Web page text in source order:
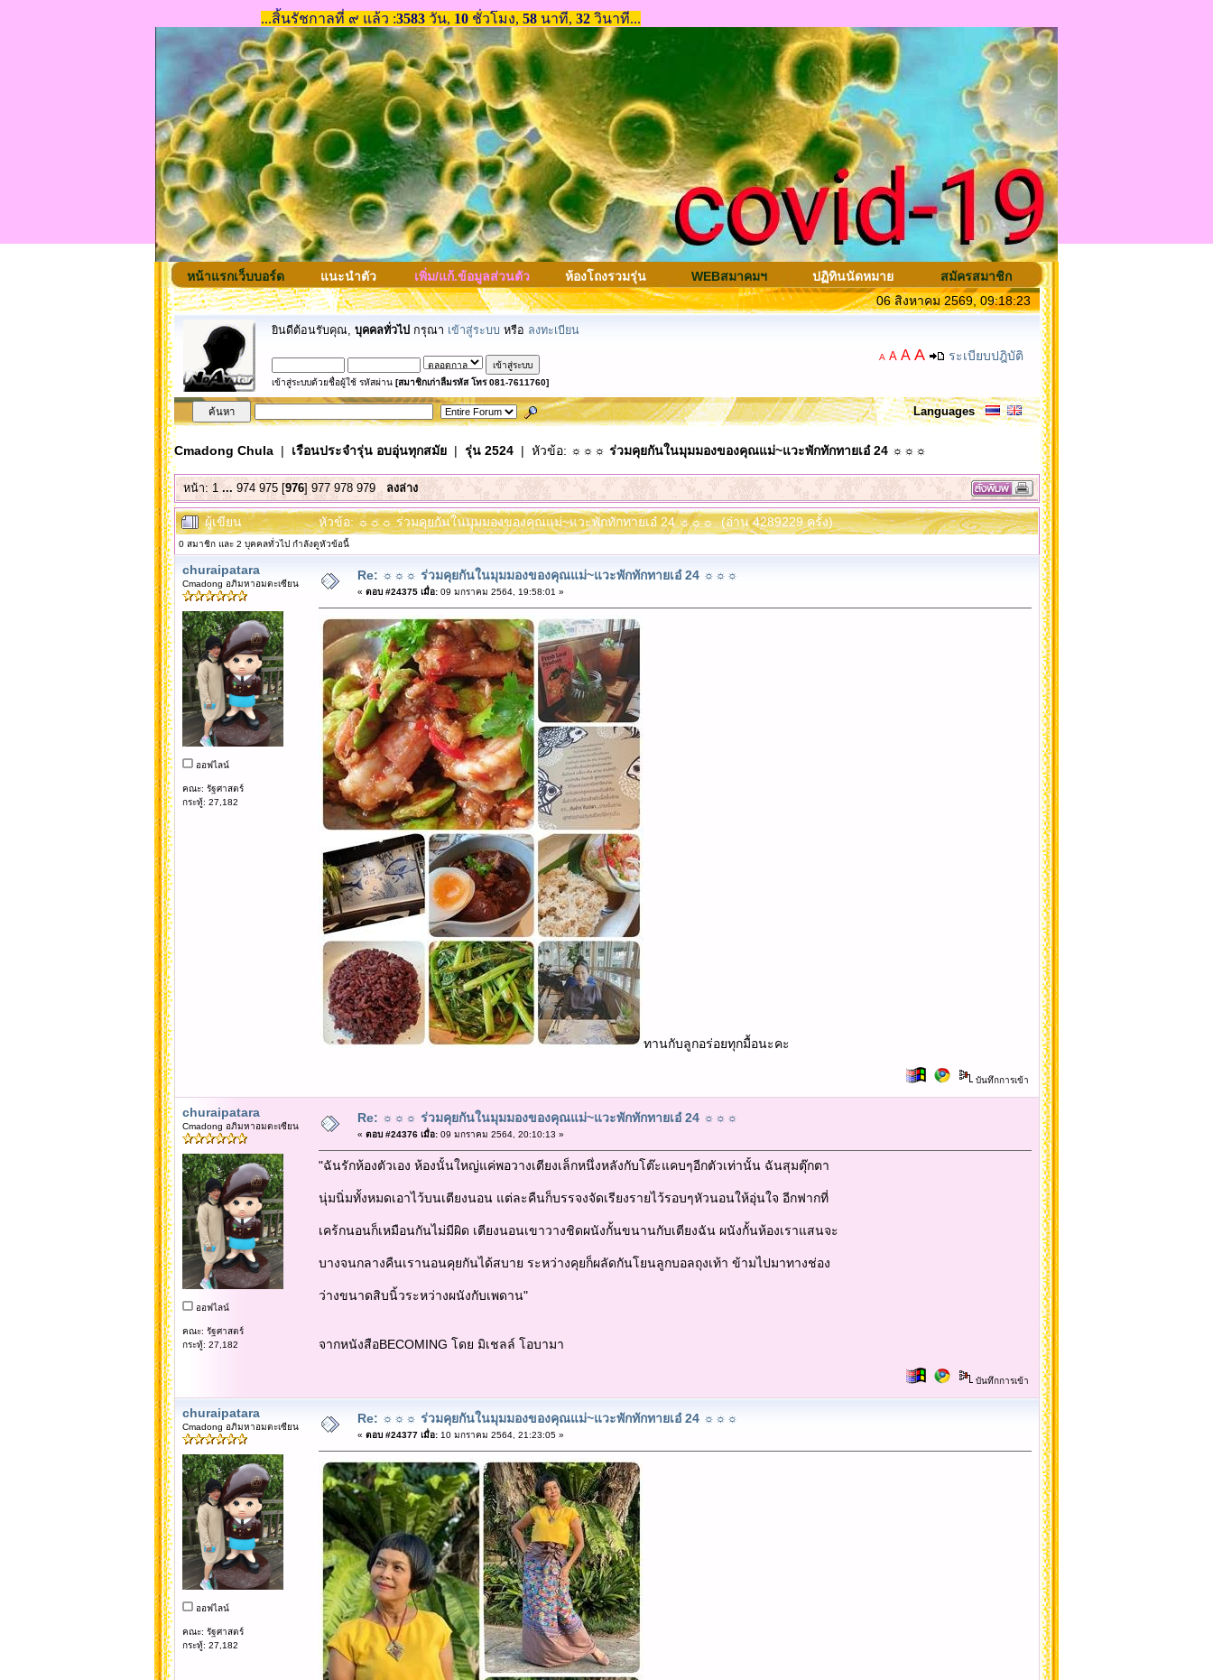
หน้าแรกเว็บบอร์ด แนะนำตัว เพิ่ม/แก้.ข้อมูลส่วนตัว ห้องโถงรวมรุ่น WEBสมาคมฯ ปฏิทินนัดหมาย
สมัครสมาชิก
06 สิงหาคม 2569, 09:18:23
ยินดีต้อนรับคุณ, บุคคลทั่วไป กรุณา เข้าสู่ระบบ หรือ ลงทะเบียน
เข้าสู่ระบบด้วยชื่อผู้ใช้ รหัสผ่าน [สมาชิกเก่าลืมรหัส โทร 081-7611760]
A A A A ระเบียบปฎิบัติ
Languages
Cmadong Chula| เรือนประจำรุ่น อบอุ่นทุกสมัย| รุ่น 2524| หัวข้อ: ☼☼☼ ร่วมคุยกันในมุมมองของคุณแม่~แวะพักทักทายเอ๋ 24 ☼☼☼
หน้า:1 ... 974 975[976]977 978 979 ลงล่าง
ผู้เขียน หัวข้อ: ☼☼☼ ร่วมคุยกันในมุมมองของคุณแม่~แวะพักทักทายเอ๋ 24 ☼☼☼ (อ่าน 4289229 ครั้ง)
0 สมาชิก และ 2 บุคคลทั่วไป กำลังดูหัวข้อนี้
churaipatara
Cmadong อภิมหาอมตะเซียน
ออฟไลน์
คณะ: รัฐศาสตร์
กระทู้: 27,182
Re: ☼☼☼ ร่วมคุยกันในมุมมองของคุณแม่~แวะพักทักทายเอ๋ 24 ☼☼☼
« ตอบ #24375 เมื่อ:09 มกราคม 2564, 19:58:01 »
ทานกับลูกอร่อยทุกมื้อนะคะ
บันทึกการเข้า
churaipatara
Cmadong อภิมหาอมตะเซียน
ออฟไลน์
คณะ: รัฐศาสตร์
กระทู้: 27,182
Re: ☼☼☼ ร่วมคุยกันในมุมมองของคุณแม่~แวะพักทักทายเอ๋ 24 ☼☼☼
« ตอบ #24376 เมื่อ:09 มกราคม 2564, 20:10:13 »
"ฉันรักห้องตัวเอง ห้องนั้นใหญ่แค่พอวางเตียงเล็กหนึ่งหลังกับโต๊ะแคบๆอีกตัวเท่านั้น ฉันสุมตุ๊กตา
นุ่มนิ่มทั้งหมดเอาไว้บนเตียงนอน แต่ละคืนก็บรรจงจัดเรียงรายไว้รอบๆหัวนอนให้อุ่นใจ อีกฟากที่
เคร้กนอนก็เหมือนกันไม่มีผิด เตียงนอนเขาวางชิดผนังกั้นขนานกับเตียงฉัน ผนังกั้นห้องเราแสนจะ
บางจนกลางคืนเรานอนคุยกันได้สบาย ระหว่างคุยก็ผลัดกันโยนลูกบอลถุงเท้า ข้ามไปมาทางช่อง
ว่างขนาดสิบนิ้วระหว่างผนังกับเพดาน"
จากหนังสือBECOMING โดย มิเชลล์ โอบามา
บันทึกการเข้า
churaipatara
Cmadong อภิมหาอมตะเซียน
ออฟไลน์
คณะ: รัฐศาสตร์
กระทู้: 27,182
Re: ☼☼☼ ร่วมคุยกันในมุมมองของคุณแม่~แวะพักทักทายเอ๋ 24 ☼☼☼
« ตอบ #24377 เมื่อ:10 มกราคม 2564, 21:23:05 »